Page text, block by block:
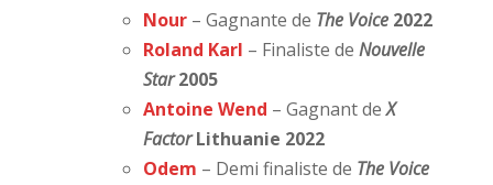
Nour – Gagnante de The Voice 2022
Roland Karl – Finaliste de Nouvelle
Star2005
Antoine Wend – Gagnant deX
FactorLithuanie 2022
Odem – Demi finaliste de The Voice